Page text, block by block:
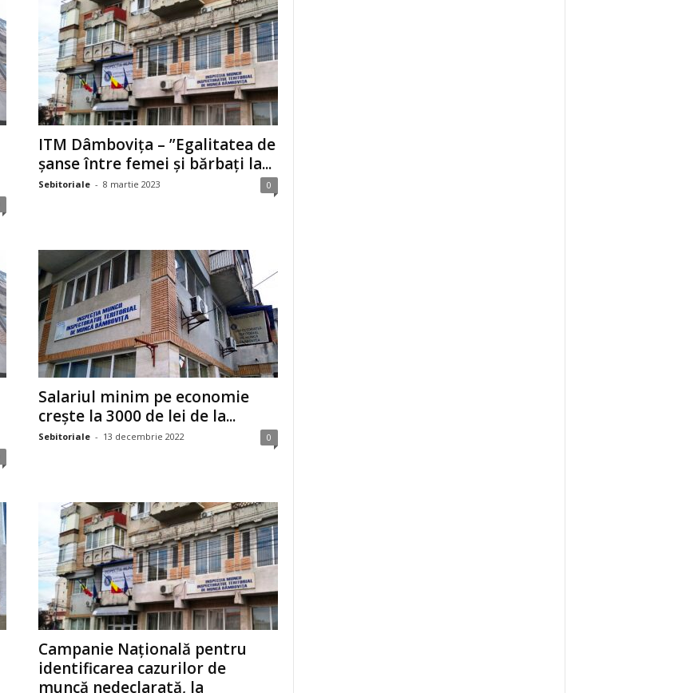
ITM Dâmbovița – ”Egalitatea de
șanse între femei și bărbați la...
Sebitoriale - 8 martie 2023 0
Salariul minim pe economie
crește la 3000 de lei de la...
Sebitoriale - 13 decembrie 2022 0
Campanie Națională pentru
identificarea cazurilor de
muncă nedeclarată, la